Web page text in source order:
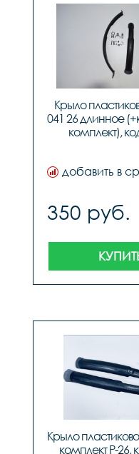
Крыло
041 26 длинное
комплект),
добавить в
350 руб.
Крыло
комплект P-26,